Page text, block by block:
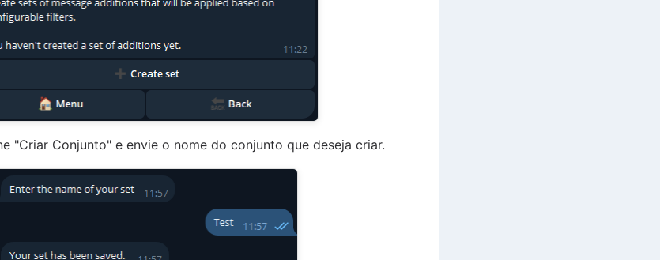
"Criar Conjunto" e envie o nome do conjunto que deseja criar.